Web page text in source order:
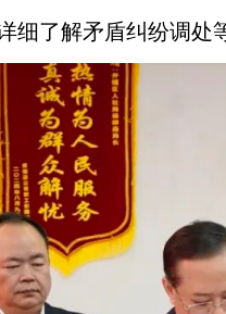
细了解矛盾纠纷调处